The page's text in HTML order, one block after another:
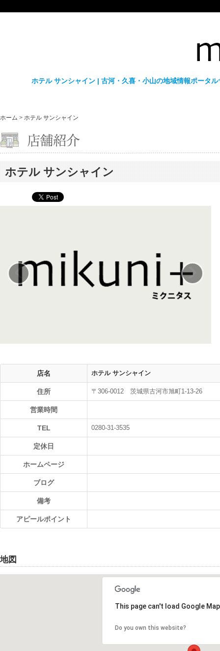
ホテル サンシャイン | 古河・久喜・小山の地域情報ポータ
ホーム > ホテル サンシャイン
ホテル サンシャイン
‹ ›
店名 ホテル サンシャイン
住所 〒306-0012 茨城県古河市旭町1-13-26
営業時間
TEL 0280-31-3535
定休日
ホームページ
ブログ
備考
アピールポイント
地図
This page can't load Google
Do you own this website?